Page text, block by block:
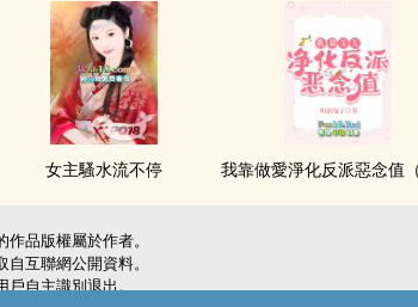
女主騷水流不停
品版權屬於作者。
互聯網公開資料。
戶自主識別退出。